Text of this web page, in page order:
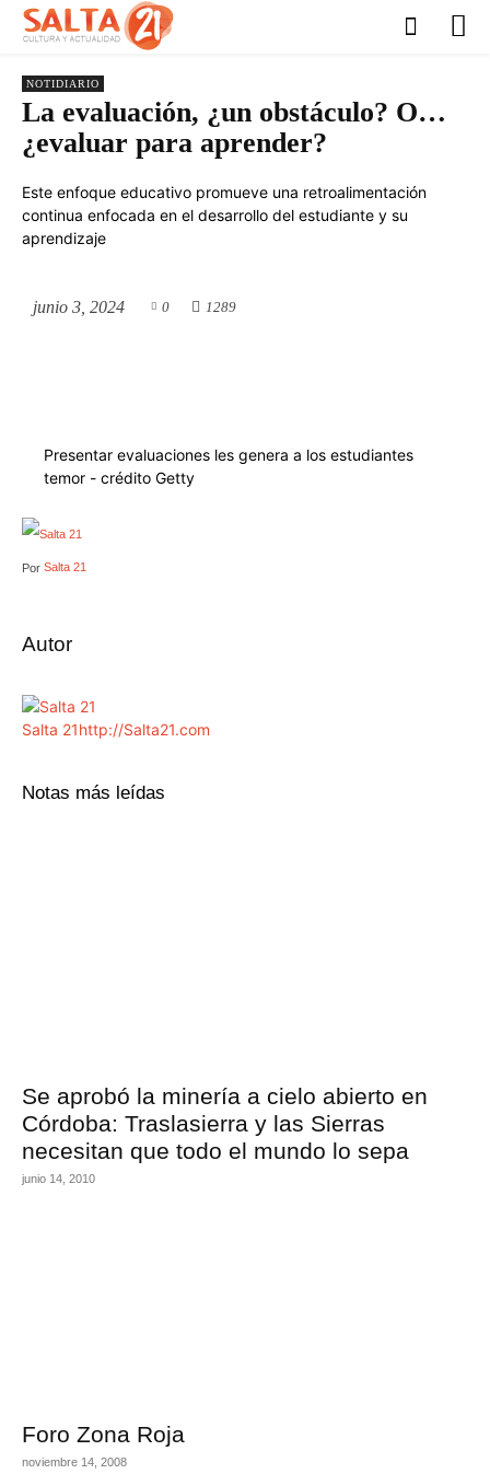
NOTIDIARIO
La evaluación, ¿un obstáculo? O…
¿evaluar para aprender?
Este enfoque educativo promueve una retroalimentación
continua enfocada en el desarrollo del estudiante y su
aprendizaje
junio 3, 2024 0 1289
Presentar evaluaciones les genera a los estudiantes
temor - crédito Getty
Por Salta 21
Autor
Salta 21http://Salta21.com
Notas más leídas
Se aprobó la minería a cielo abierto en
Córdoba: Traslasierra y las Sierras
necesitan que todo el mundo lo sepa
junio 14, 2010
Foro Zona Roja
noviembre 14, 2008